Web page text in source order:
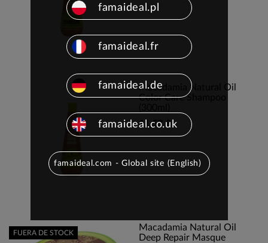
Macadamia Natural Oil
Color Care Shampoo
11,57 €
Macadamia Natural Oil
Deep Repair Masque
FUERA DE STOCK
famaideal.pl
famaideal.fr
famaideal.de
famaideal.co.uk
famaideal.com - Global site (English)